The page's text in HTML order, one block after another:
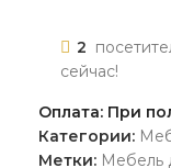
2
сейчас!
Оплата: При
Категории:
Метки: Мебель